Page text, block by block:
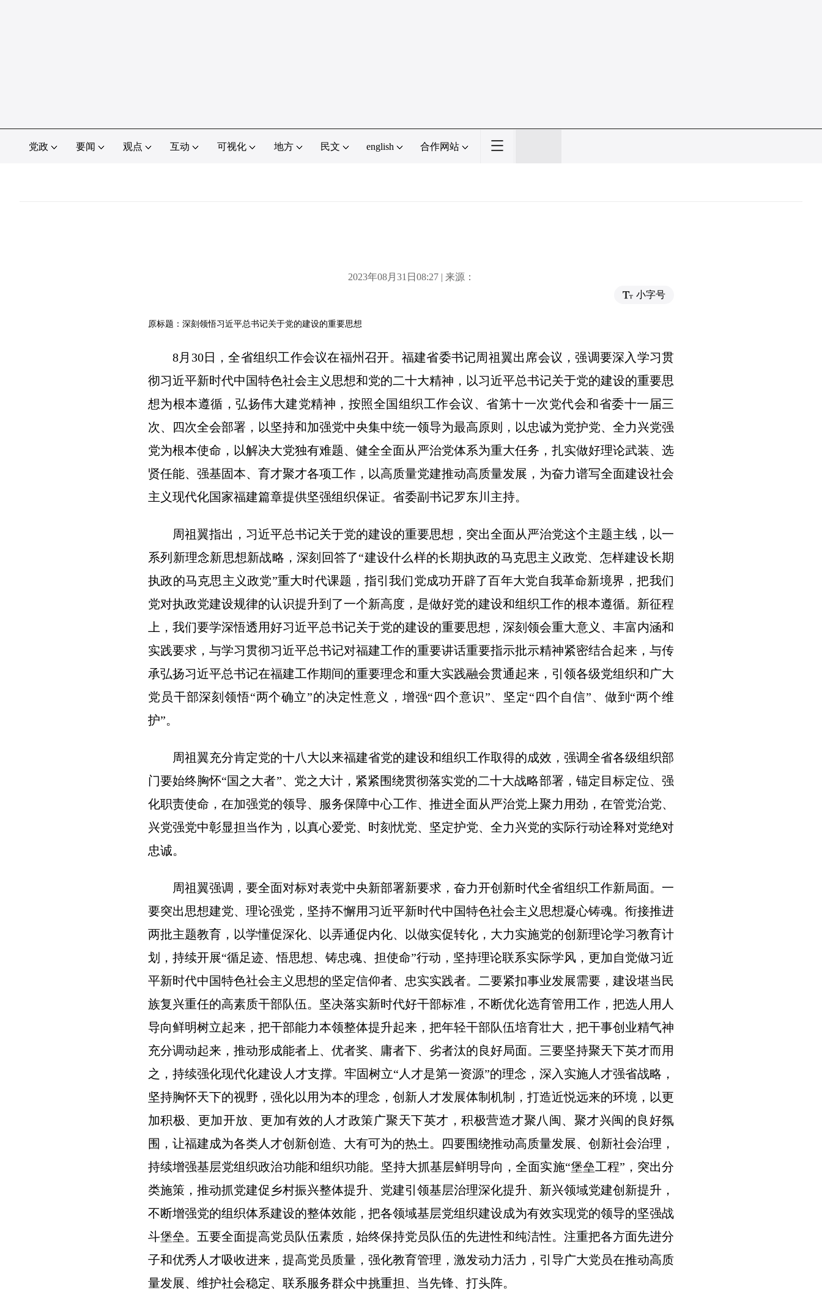
党政 要闻 观点 互动 可视化 地方 民文 english 合作网站
2023年08月31日08:27 | 来源：
小字号
原标题：深刻领悟习近平总书记关于党的建设的重要思想
8月30日，全省组织工作会议在福州召开。福建省委书记周祖翼出席会议，强调要深入学习贯
彻习近平新时代中国特色社会主义思想和党的二十大精神，以习近平总书记关于党的建设的重要思
想为根本遵循，弘扬伟大建党精神，按照全国组织工作会议、省第十一次党代会和省委十一届三
次、四次全会部署，以坚持和加强党中央集中统一领导为最高原则，以忠诚为党护党、全力兴党强
党为根本使命，以解决大党独有难题、健全全面从严治党体系为重大任务，扎实做好理论武装、选
贤任能、强基固本、育才聚才各项工作，以高质量党建推动高质量发展，为奋力谱写全面建设社会
主义现代化国家福建篇章提供坚强组织保证。省委副书记罗东川主持。
周祖翼指出，习近平总书记关于党的建设的重要思想，突出全面从严治党这个主题主线，以一
系列新理念新思想新战略，深刻回答了“建设什么样的长期执政的马克思主义政党、怎样建设长期
执政的马克思主义政党”重大时代课题，指引我们党成功开辟了百年大党自我革命新境界，把我们
党对执政党建设规律的认识提升到了一个新高度，是做好党的建设和组织工作的根本遵循。新征程
上，我们要学深悟透用好习近平总书记关于党的建设的重要思想，深刻领会重大意义、丰富内涵和
实践要求，与学习贯彻习近平总书记对福建工作的重要讲话重要指示批示精神紧密结合起来，与传
承弘扬习近平总书记在福建工作期间的重要理念和重大实践融会贯通起来，引领各级党组织和广大
党员干部深刻领悟“两个确立”的决定性意义，增强“四个意识”、坚定“四个自信”、做到“两个维
护”。
周祖翼充分肯定党的十八大以来福建省党的建设和组织工作取得的成效，强调全省各级组织部
门要始终胸怀“国之大者”、党之大计，紧紧围绕贯彻落实党的二十大战略部署，锚定目标定位、强
化职责使命，在加强党的领导、服务保障中心工作、推进全面从严治党上聚力用劲，在管党治党、
兴党强党中彰显担当作为，以真心爱党、时刻忧党、坚定护党、全力兴党的实际行动诠释对党绝对
忠诚。
周祖翼强调，要全面对标对表党中央新部署新要求，奋力开创新时代全省组织工作新局面。一
要突出思想建党、理论强党，坚持不懈用习近平新时代中国特色社会主义思想凝心铸魂。衔接推进
两批主题教育，以学懂促深化、以弄通促内化、以做实促转化，大力实施党的创新理论学习教育计
划，持续开展“循足迹、悟思想、铸忠魂、担使命”行动，坚持理论联系实际学风，更加自觉做习近
平新时代中国特色社会主义思想的坚定信仰者、忠实实践者。二要紧扣事业发展需要，建设堪当民
族复兴重任的高素质干部队伍。坚决落实新时代好干部标准，不断优化选育管用工作，把选人用人
导向鲜明树立起来，把干部能力本领整体提升起来，把年轻干部队伍培育壮大，把干事创业精气神
充分调动起来，推动形成能者上、优者奖、庸者下、劣者汰的良好局面。三要坚持聚天下英才而用
之，持续强化现代化建设人才支撑。牢固树立“人才是第一资源”的理念，深入实施人才强省战略，
坚持胸怀天下的视野，强化以用为本的理念，创新人才发展体制机制，打造近悦远来的环境，以更
加积极、更加开放、更加有效的人才政策广聚天下英才，积极营造才聚八闽、聚才兴闽的良好氛
围，让福建成为各类人才创新创造、大有可为的热土。四要围绕推动高质量发展、创新社会治理，
持续增强基层党组织政治功能和组织功能。坚持大抓基层鲜明导向，全面实施“堡垒工程”，突出分
类施策，推动抓党建促乡村振兴整体提升、党建引领基层治理深化提升、新兴领域党建创新提升，
不断增强党的组织体系建设的整体效能，把各领域基层党组织建设成为有效实现党的领导的坚强战
斗堡垒。五要全面提高党员队伍素质，始终保持党员队伍的先进性和纯洁性。注重把各方面先进分
子和优秀人才吸收进来，提高党员质量，强化教育管理，激发动力活力，引导广大党员在推动高质
量发展、维护社会稳定、联系服务群众中挑重担、当先锋、打头阵。